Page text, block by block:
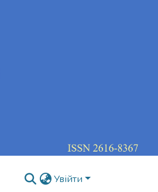
Увійти